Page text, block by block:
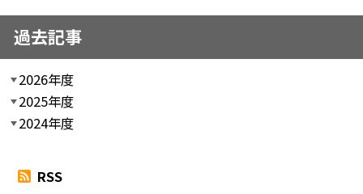
過去記事
2026年度
2025年度
2024年度
RSS